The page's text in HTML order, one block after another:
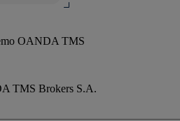
OANDA TMS
TMS Brokers S.A.